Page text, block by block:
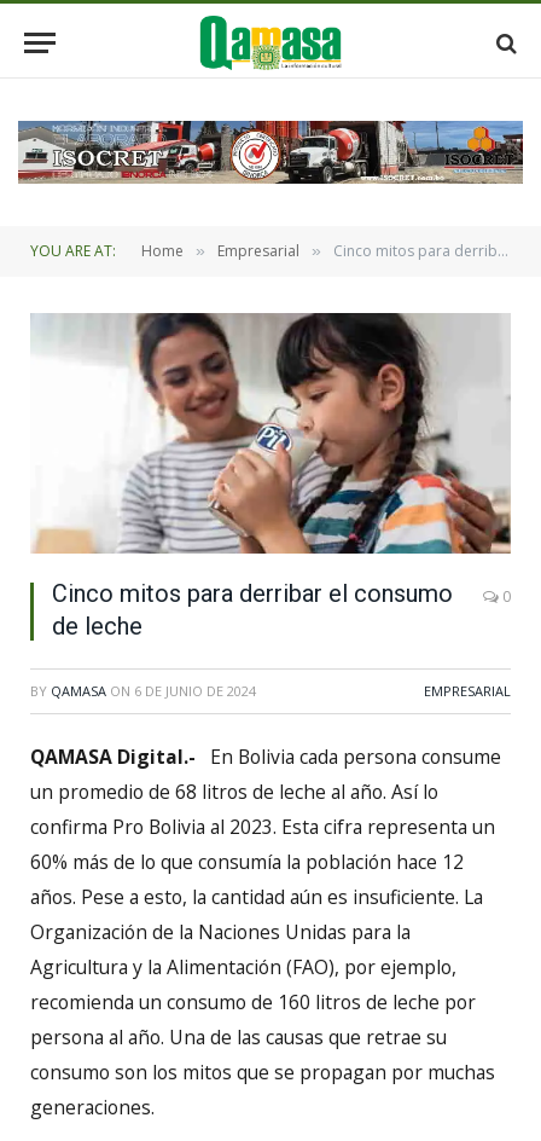
YOU ARE AT: Home » Empresarial » Cinco mitos para derribar el consumo de leche
Cinco mitos para derribar el consumo
de leche
0
BY QAMASA ON 6 DE JUNIO DE 2024 EMPRESARIAL
QAMASA Digital.-
En Bolivia cada persona consume
un promedio de 68 litros de leche al año. Así lo
confirma Pro Bolivia al 2023. Esta cifra representa un
60% más de lo que consumía la población hace 12
años. Pese a esto, la cantidad aún es insuficiente. La
Organización de la Naciones Unidas para la
Agricultura y la Alimentación (FAO), por ejemplo,
recomienda un consumo de 160 litros de leche por
persona al año. Una de las causas que retrae su
consumo son los mitos que se propagan por muchas
generaciones.